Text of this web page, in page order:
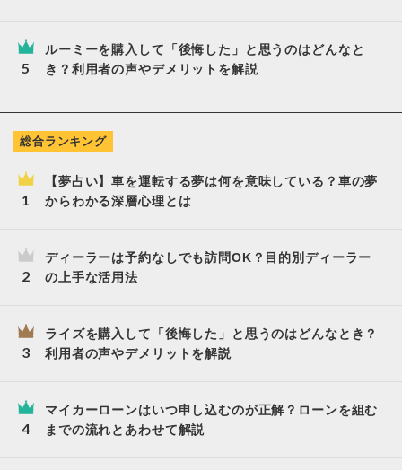
ルーミーを購入して「後悔した」と思うのはどんなと
き？利用者の声やデメリットを解説
総合ランキング
【夢占い】車を運転する夢は何を意味している？車の夢
からわかる深層心理とは
ディーラーは予約なしでも訪問OK？目的別ディーラー
の上手な活用法
ライズを購入して「後悔した」と思うのはどんなとき？
利用者の声やデメリットを解説
マイカーローンはいつ申し込むのが正解？ローンを組む
までの流れとあわせて解説